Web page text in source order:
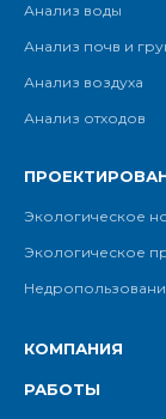
Анализ воды
Анализ почв и
Анализ воздуха
Анализ отходов
Экологическое
Экологическое
КОМПАНИЯ
РАБОТЫ